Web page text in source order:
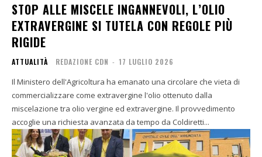
STOP ALLE MISCELE INGANNEVOLI, L’OLIO
EXTRAVERGINE SI TUTELA CON REGOLE PIÙ
RIGIDE
ATTUALITÀ REDAZIONE CDN - 17 LUGLIO 2026
Il Ministero dell'Agricoltura ha emanato una circolare che vieta di
commercializzare come extravergine l'olio ottenuto dalla
miscelazione tra olio vergine ed extravergine. Il provvedimento
accoglie una richiesta avanzata da tempo da Coldiretti...